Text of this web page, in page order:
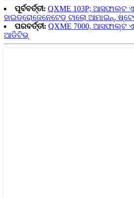
ପୂର୍ବବର୍ତ୍ତୀ: QXME 103P; ଆସଫାଲ୍ଟ
ହାଇଡ୍ରୋଜେନେଟେଡ୍ ଟାଲୋ ଆମାଇନ୍,
ପରବର୍ତ୍ତୀ: QXME 7000, ଆସଫାଲ୍ଟ
ଆଡିଟିଭ୍